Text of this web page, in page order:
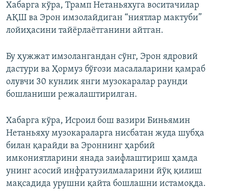
Хабарга кўра, Трамп Нетаньяхуга воситачилар
АҚШ ва Эрон имзолайдиган “ниятлар мактуби”
лойиҳасини тайёрлаётганини айтган.
Бу ҳужжат имзолангандан сўнг, Эрон ядровий
дастури ва Ҳормуз бўғози масалаларини қамраб
олувчи 30 кунлик янги музокаралар раунди
бошланиши режалаштирилган.
Хабарга кўра, Исроил бош вазири Биньямин
Нетаньяху музокараларга нисбатан жуда шубҳа
билан қарайди ва Эроннинг ҳарбий
имкониятларини янада заифлаштириш ҳамда
унинг асосий инфратузилмаларини йўқ қилиш
мақсадида урушни қайта бошлашни истамоқда.